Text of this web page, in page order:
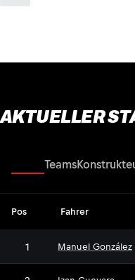
AKTUELLER
Teams
Pos Fahrer
1 Manuel González